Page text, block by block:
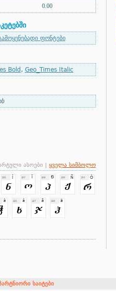
0.00
ფონტები
Bold , Geo_Times Italic
ასოები | ყველა სიმბოლო
საიტები